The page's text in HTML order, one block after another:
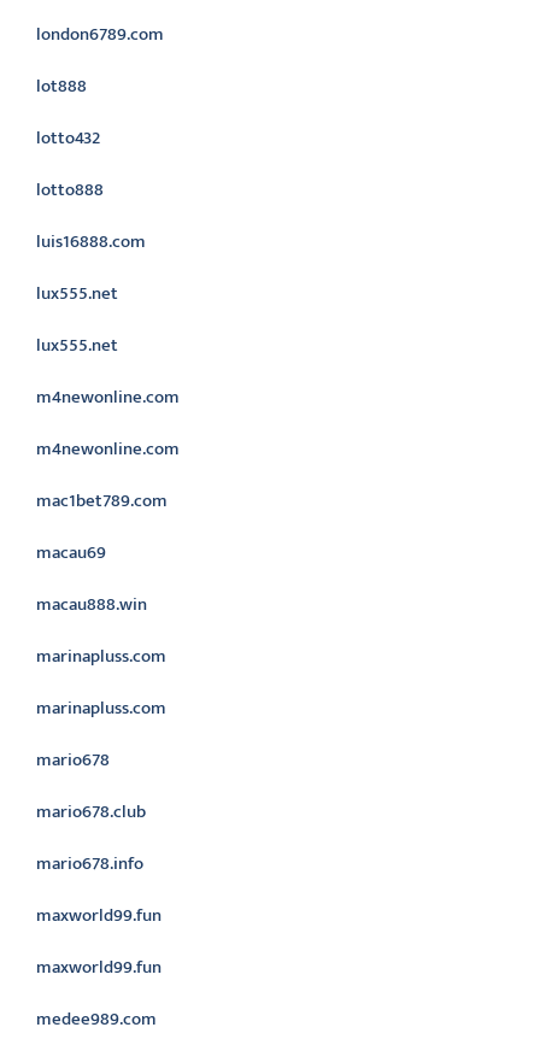
london6789.com
lot888
lotto432
lotto888
luis16888.com
lux555.net
lux555.net
m4newonline.com
m4newonline.com
mac1bet789.com
macau69
macau888.win
marinapluss.com
marinapluss.com
mario678
mario678.club
mario678.info
maxworld99.fun
maxworld99.fun
medee989.com